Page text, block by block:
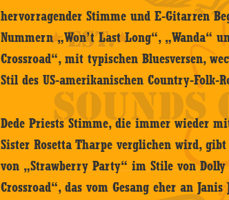
hervorragender Stimme und E-Gitarren
Nummern „Won’t Last Long“, „Wanda“
Crossroad“, mit typischen Bluesversen,
Stil des US-amerikanischen Country-Folk-
Dede Priests Stimme, die immer wieder
Sister Rosetta Tharpe verglichen wird,
von „Strawberry Party“ im Stile von
Crossroad“, das vom Gesang eher an